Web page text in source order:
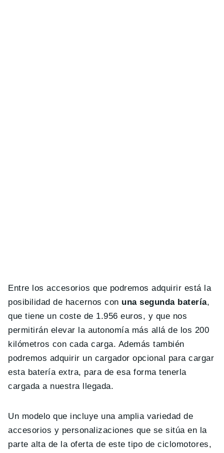
Entre los accesorios que podremos adquirir está la
posibilidad de hacernos con una segunda batería,
que tiene un coste de 1.956 euros, y que nos
permitirán elevar la autonomía más allá de los 200
kilómetros con cada carga. Además también
podremos adquirir un cargador opcional para cargar
esta batería extra, para de esa forma tenerla
cargada a nuestra llegada.
Un modelo que incluye una amplia variedad de
accesorios y personalizaciones que se sitúa en la
parte alta de la oferta de este tipo de ciclomotores,